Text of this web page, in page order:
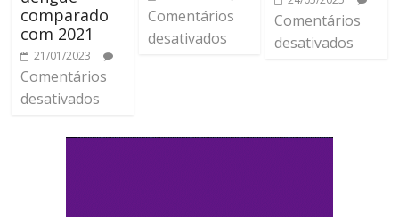
comparado
com 2021
21/01/2023
Comentários
desativados
Comentários
desativados
Comentários
desativados